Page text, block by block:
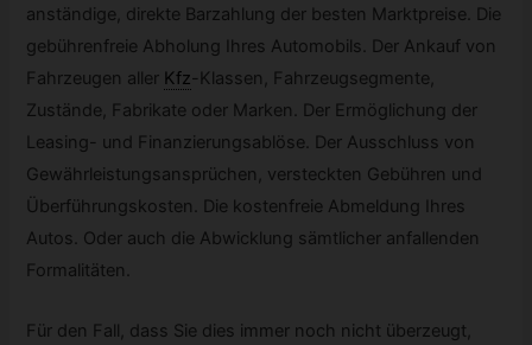
anständige, direkte Barzahlung der besten Marktpreise. Die
gebührenfreie Abholung Ihres Automobils. Der Ankauf von
Fahrzeugen aller Kfz- Klassen, Fahrzeugsegmente,
Zustände, Fabrikate oder Marken. Der Ermöglichung der
Leasing- und Finanzierungsablöse. Der Ausschluss von
Gewährleistungsansprüchen, versteckten Gebühren und
Überführungskosten. Die kostenfreie Abmeldung Ihres
Autos. Oder auch die Abwicklung sämtlicher anfallenden
Formalitäten.
Für den Fall, dass Sie dies immer noch nicht überzeugt,